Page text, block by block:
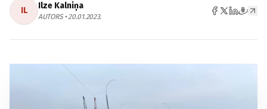
IL Ilze Kalniņa
AUTORS • 20.01.2023.